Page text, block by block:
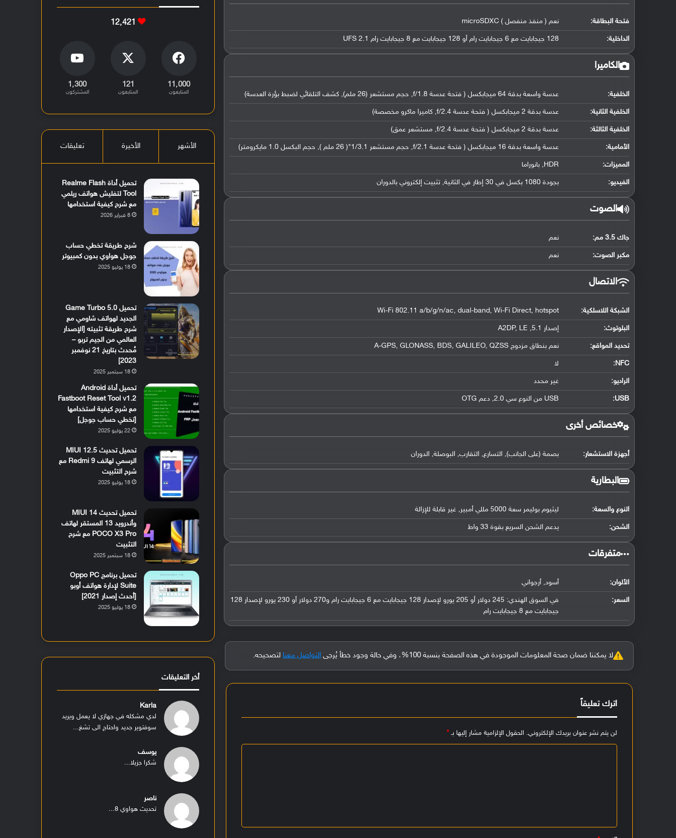
فتحة البطاقة: نعم ( منفذ منفصل ) microSDXC
الداخلية: 128 جيجابايت مع 6 جيجابايت رام أو 128 جيجابايت مع 8 جيجابايت رام UFS 2.1
الكاميرا
الخلفية: عدسة واسعة بدقة 64 ميجابكسل ( فتحة عدسة f/1.8, حجم مستشعر (26 ملم), كشف التلقائي لضبط بؤرة العدسة)
الخلفية الثانية: عدسة بدقة 2 ميجابكسل ( فتحة عدسة f/2.4, كاميرا ماكرو مخصصة)
الخلفية الثالثة: عدسة بدقة 2 ميجابكسل ( فتحة عدسة f/2.4, مستشعر عمق)
الأمامية: عدسة واسعة بدقة 16 ميجابكسل ( فتحة عدسة f/2.1, حجم مستشعر 1/3.1"( 26 ملم ), حجم البكسل 1.0 مايكرومتر)
المميزات: HDR, بانوراما
الفيديو: بجودة 1080 بكسل في 30 إطار في الثانية, تثبيت إلكتروني بالدوران
الصوت
جاك 3.5 مم: نعم
مكبر الصوت: نعم
الاتصال
الشبكة اللاسلكية: Wi-Fi 802.11 a/b/g/n/ac, dual-band, Wi-Fi Direct, hotspot
البلوتوث: إصدار 5.1, A2DP, LE
تحديد المواقع: نعم بنطاق مزدوج A-GPS, GLONASS, BDS, GALILEO, QZSS
NFC
: لا
الراديو: غير محدد
USB
: USB من النوع سي 2.0, دعم OTG
خصائص أخرى
أجهزة الاستشعار: بصمة (على الجانب), التسارع, التقارب, البوصلة, الدوران
البطارية
النوع والسعة: ليثيوم بوليمر سعة 5000 مللي أمبير, غير قابلة للإزالة
الشحن: يدعم الشحن السريع بقوة 33 واط
‏متفرقات‏
الألوان: أسود, أرجواني
السعر:
في السوق الهندي: 245 دولار أو 205 يورو لإصدار 128 جيجابايت مع 6 جيجابايت رام و270 دولار أو 230 يورو لإصدار 128
جيجابايت مع 8 جيجابايت رام
لا يمكننا ضمان صحة المعلومات الموجودة في هذه الصفحة بنسبة 100%، وفي حالة وجود خطأ يُرجى التواصل معنا لتصحيحه.
اترك تعليقاً
لن يتم نشر عنوان بريدك الإلكتروني. الحقول الإلزامية مشار إليها بـ*
12٬421
11٬000
المتابعون
121
المتابعون
1٬300
المشتركون
الأشهر الأخيرة تعليقات
تحميل أداة Realme Flash
Tool لتفليش هواتف ريلمي
مع شرح كيفية استخدامها
8 فبراير 2026
شرح طريقة تخطي حساب
جوجل هواوي بدون كمبيوتر
18 يوليو 2025
تحميل Game Turbo 5.0
الجديد لهواتف شاومي مع
شرح طريقة تثبيته [الإصدار
العالمي من الجيم تربو –
مُحدث بتاريخ 21 نوفمبر
2023]
18 سبتمبر 2025
تحميل أداة Android
Fastboot Reset Tool v1.2
مع شرح كيفية استخدامها
[تخطي حساب جوجل]
22 يوليو 2025
تحميل تحديث MIUI 12.5
الرسمي لهاتف Redmi 9 مع
شرح التثبيت
18 يوليو 2025
تحميل تحديث MIUI 14
وأندرويد 13 المستقر لهاتف
POCO X3 Pro مع شرح
التثبيت
18 سبتمبر 2025
تحميل برنامج Oppo PC
Suite لإدارة هواتف أوبو
[أحدث إصدار 2021]
18 يوليو 2025
أخر التعليقات
Karla
لدي مشكله في جهازي لا يعمل ويريد
سوفتوير جديد واحتاج الى تشغ...
يوسف
شكرا جزيلا...
ناصر
تحديث هواوي 8...